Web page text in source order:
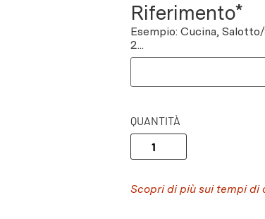
Riferimento*
Esempio: Cucina,
2...
QUANTITÀ
Scopri di più sui tempi di